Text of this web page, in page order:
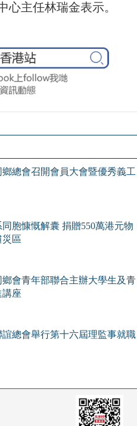
心主任林瑞金表示。
總會召開會員大會暨優秀義工
胞慷慨解囊 捐贈550萬港元物
災區
會青年部聯合主辦大學生及青
座
總會舉行第十六屆理監事就職